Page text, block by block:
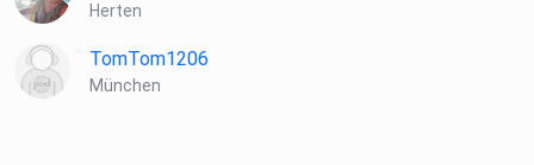
Herten
TomTom1206
München